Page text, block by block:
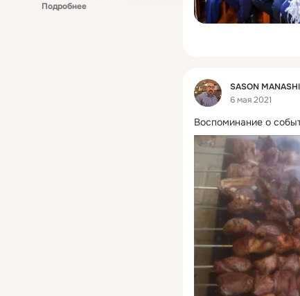
Подробнее
Фид
SASON
6 мая 2021
Воспоминание о